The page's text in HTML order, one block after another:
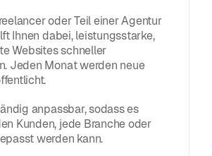
oder Teil einer Agentur
Ihnen dabei, leistungsstarke,
Websites schneller
Jeden Monat werden neue
anpassbar, sodass es
Kunden, jede Branche oder
werden kann.